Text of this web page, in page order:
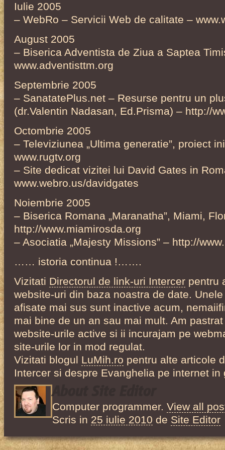
Iulie 2005
– WebRo – Servicii Web de calitate –
August 2005
– Biserica Adventista de Ziua a Saptea
www.adventisttm.org
Septembrie 2005
– SanatatePlus.net – Resurse pentru un
(dr.Valentin Nadasan, Ed.Prisma) – http://
Octombrie 2005
– Televiziunea „Ultima generatie”, proiect
www.rugtv.org
– Site dedicat vizitei lui David Gates in
www.webro.us/davidgates
Noiembrie 2005
– Biserica Romana „Maranatha”, Miami,
http://www.miamirosda.org
– Asociatia „Majesty Missions” – http://
…… istoria continua !…….
Vizitati Directorul de link-uri Intercer pentru
website-uri din baza noastra de date.
afisate mai sus sunt inactive acum,
mai bine de un an sau mai mult. Am
website-urile active si ii incurajam pe
site-urile lor in mod regulat.
Vizitati blogul LuMih.ro pentru alte articole
Intercer si despre Evanghelia pe internet in
Computer programmer. View all
Scris in 25 iulie 2010 de Site Editor